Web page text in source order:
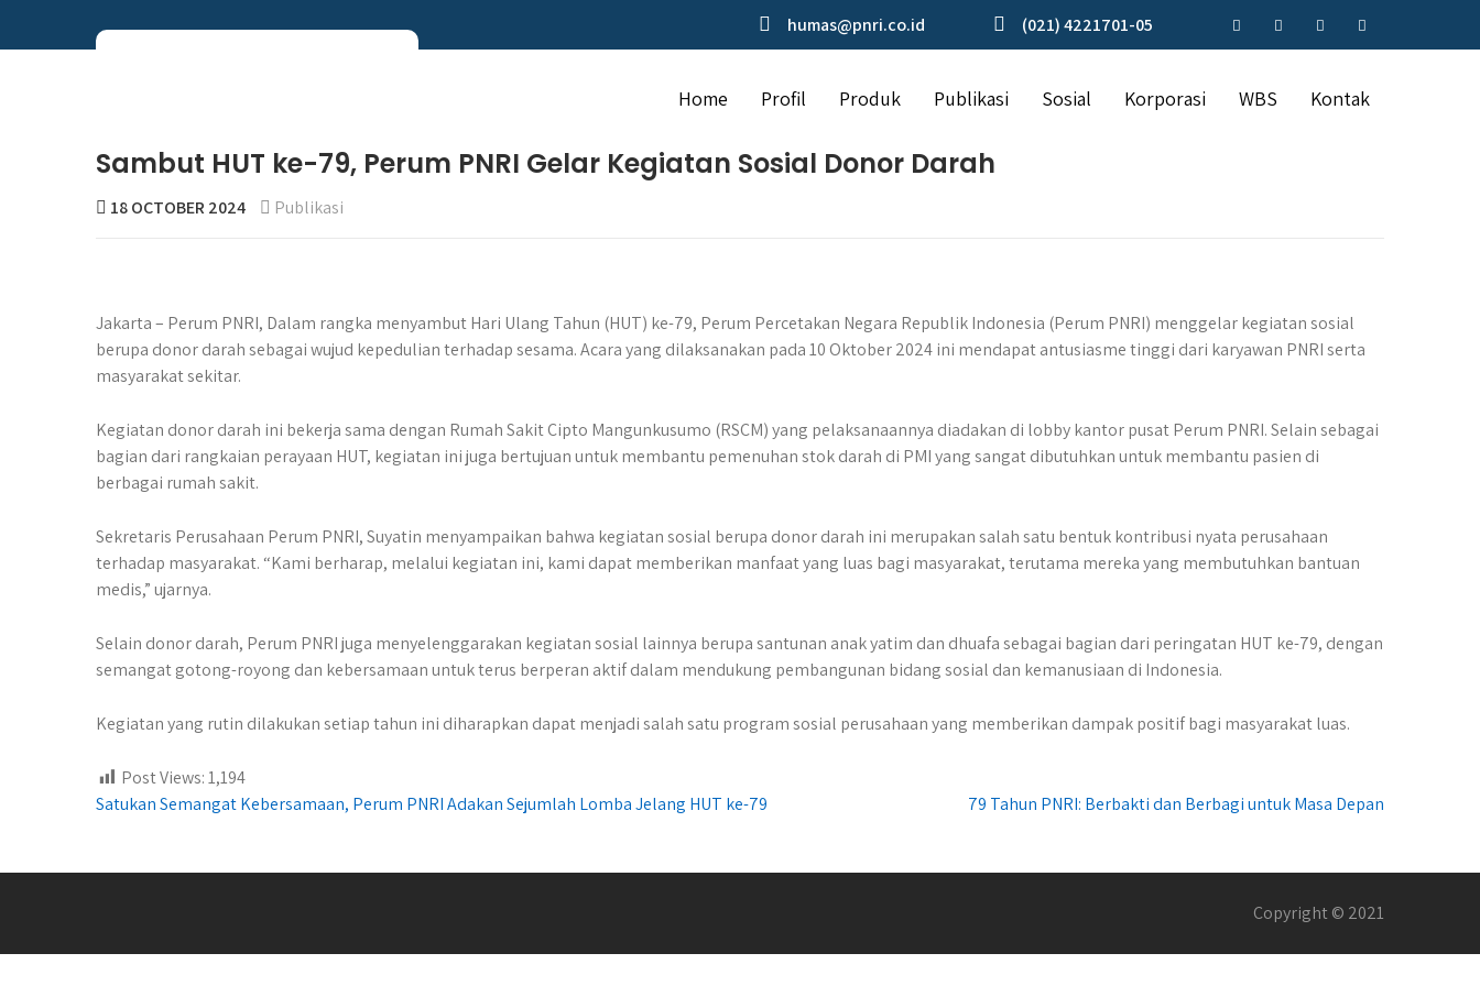
humas@pnri.co.id (021) 4221701-05
Home Profil Produk Publikasi Sosial Korporasi WBS Kontak
Sambut HUT ke-79, Perum PNRI Gelar Kegiatan Sosial Donor Darah
18 OCTOBER 2024 Publikasi
Jakarta – Perum PNRI, Dalam rangka menyambut Hari Ulang Tahun (HUT) ke-79, Perum Percetakan Negara Republik Indonesia (Perum PNRI) menggelar kegiatan sosial
berupa donor darah sebagai wujud kepedulian terhadap sesama. Acara yang dilaksanakan pada 10 Oktober 2024 ini mendapat antusiasme tinggi dari karyawan PNRI serta
masyarakat sekitar.
Kegiatan donor darah ini bekerja sama dengan Rumah Sakit Cipto Mangunkusumo (RSCM) yang pelaksanaannya diadakan di lobby kantor pusat Perum PNRI. Selain sebagai
bagian dari rangkaian perayaan HUT, kegiatan ini juga bertujuan untuk membantu pemenuhan stok darah di PMI yang sangat dibutuhkan untuk membantu pasien di
berbagai rumah sakit.
Sekretaris Perusahaan Perum PNRI, Suyatin menyampaikan bahwa kegiatan sosial berupa donor darah ini merupakan salah satu bentuk kontribusi nyata perusahaan
terhadap masyarakat. “Kami berharap, melalui kegiatan ini, kami dapat memberikan manfaat yang luas bagi masyarakat, terutama mereka yang membutuhkan bantuan
medis,” ujarnya.
Selain donor darah, Perum PNRI juga menyelenggarakan kegiatan sosial lainnya berupa santunan anak yatim dan dhuafa sebagai bagian dari peringatan HUT ke-79, dengan
semangat gotong-royong dan kebersamaan untuk terus berperan aktif dalam mendukung pembangunan bidang sosial dan kemanusiaan di Indonesia.
Kegiatan yang rutin dilakukan setiap tahun ini diharapkan dapat menjadi salah satu program sosial perusahaan yang memberikan dampak positif bagi masyarakat luas.
Post Views:1,194
Post
Satukan Semangat Kebersamaan, Perum PNRI Adakan Sejumlah Lomba Jelang HUT ke-79 79 Tahun PNRI: Berbakti dan Berbagi untuk Masa Depan
Copyright © 2021